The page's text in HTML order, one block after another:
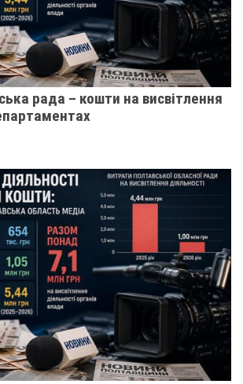
рада – кошти на висвітлення